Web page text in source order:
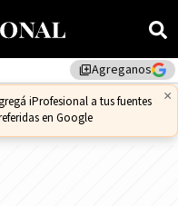
library_addAgreganos
×
iProfesional a tus fuentes
en Google
DÓLAR CCL-1.25%$1,556.14